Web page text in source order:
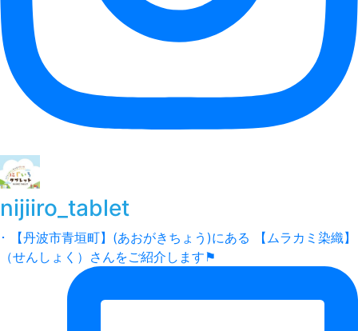
nijiiro_tablet
･ 【丹波市青垣町】(あおがきちょう)にある 【ムラカミ染織】
（せんしょく）さんをご紹介します⚑